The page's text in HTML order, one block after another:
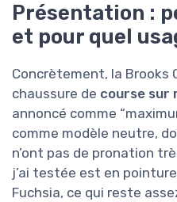
Présentation :
et pour quel
Concrètement, la Brooks
chaussure de course sur
annoncé comme
comme modèle neutre,
n’ont pas de pronation
j’ai testée est en
Fuchsia, ce qui reste